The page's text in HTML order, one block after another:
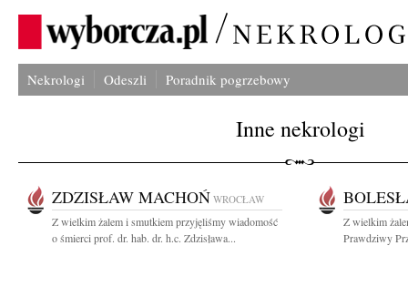
Nekrologi Odeszli Poradnik pogrzebowy
Inne nekrologi
ZDZISŁAW MACHOŃ WROCŁAW
Z wielkim żalem i smutkiem przyjęliśmy wiadomość
o śmierci prof. dr. hab. dr. h.c. Zdzisława...
Z wielkim
Prawdziwy